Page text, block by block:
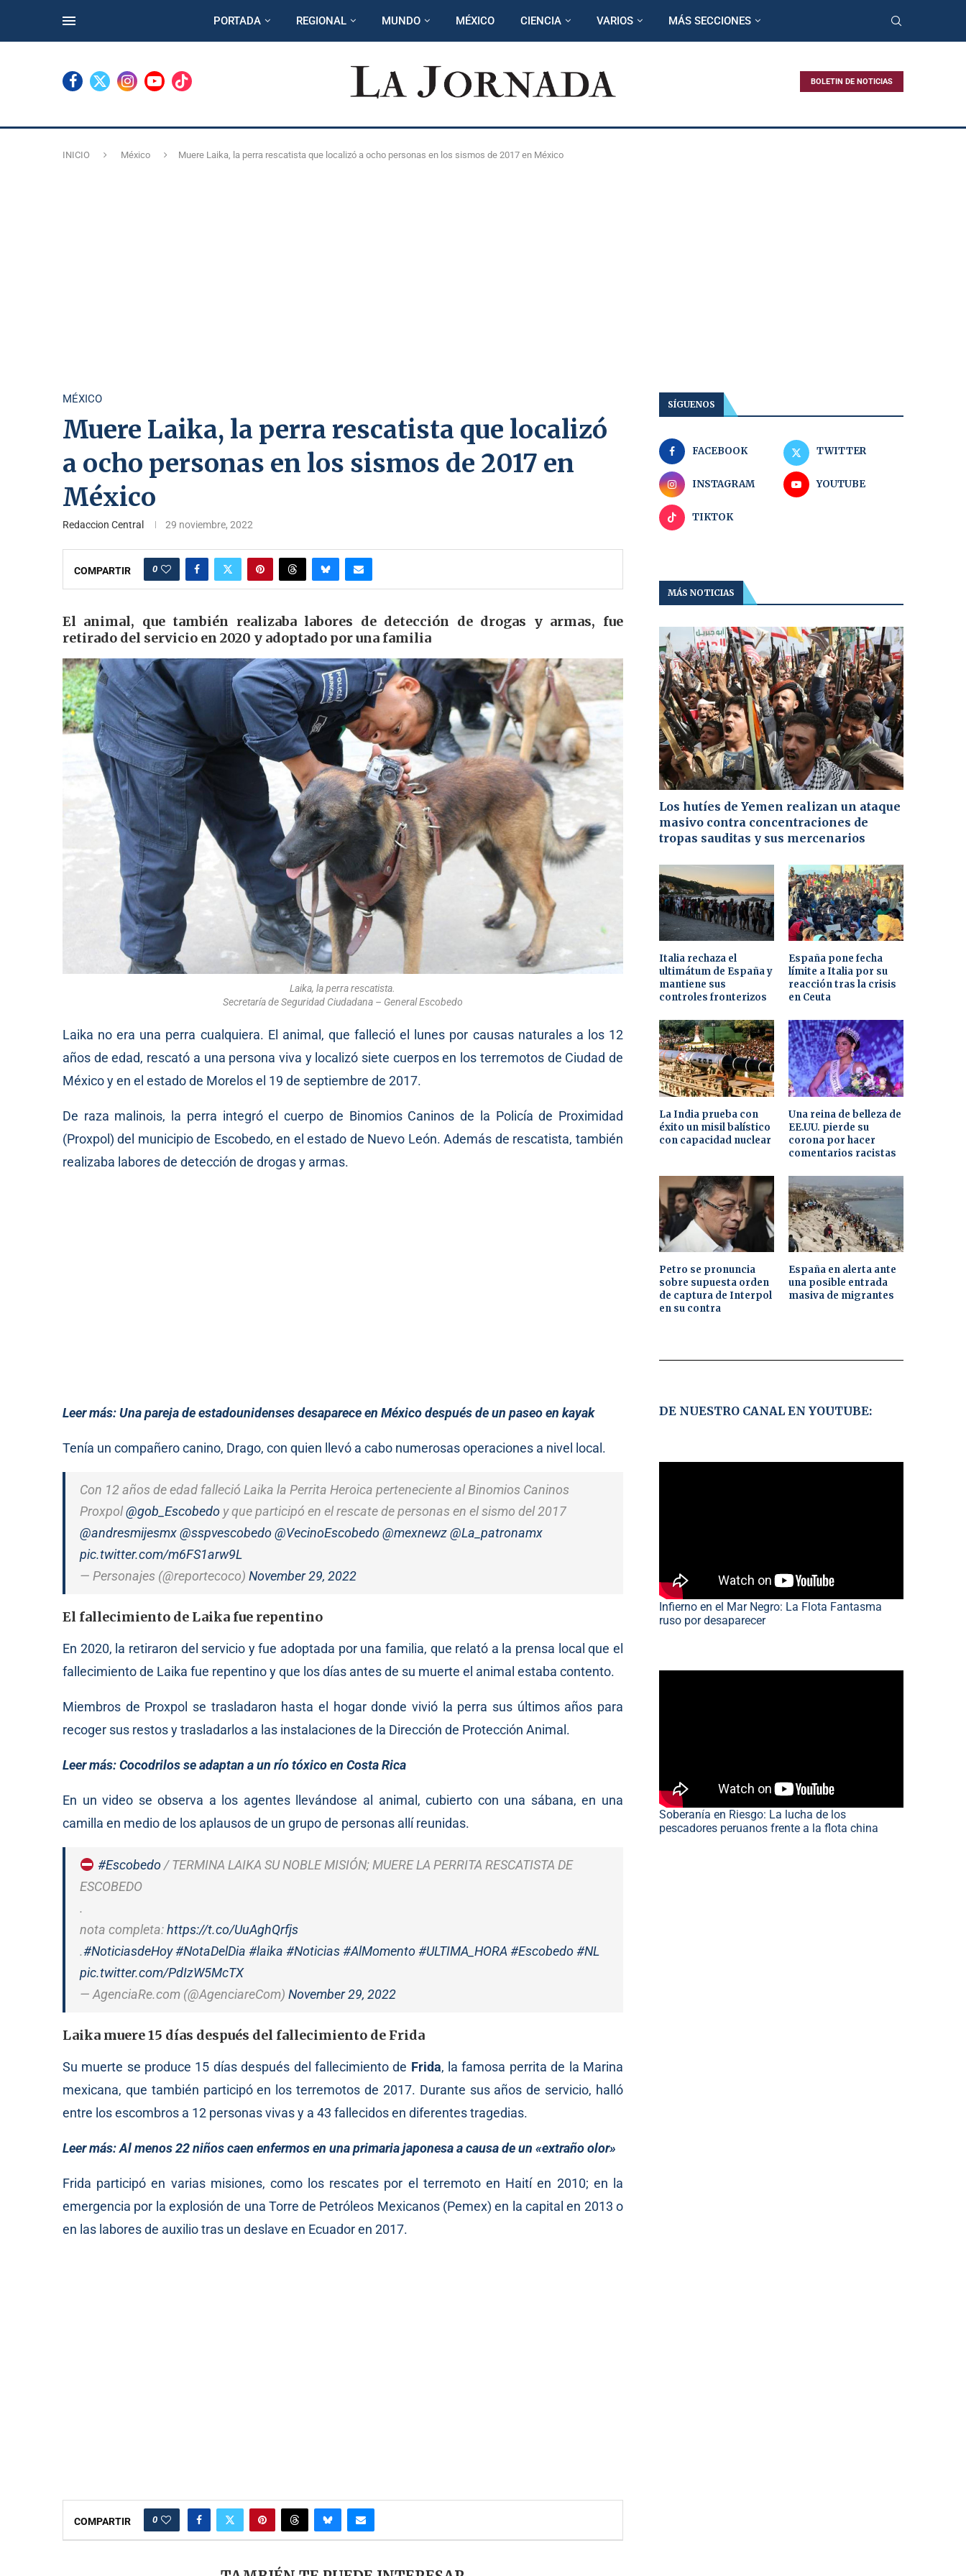
PORTADA REGIONAL MUNDO MÉXICO CIENCIA VARIOS MÁS SECCIONES
BOLETIN DE NOTICIAS
INICIO México Muere Laika, la perra rescatista que localizó a ocho personas en los sismos de 2017 en México
MÉXICO
Muere Laika, la perra rescatista que localizó
a ocho personas en los sismos de 2017 en
México
Redaccion Central 29 noviembre, 2022
COMPARTIR 0
El animal, que también realizaba labores de detección de drogas y armas, fue
retirado del servicio en 2020 y adoptado por una familia
Laika, la perra rescatista.
Secretaría de Seguridad Ciudadana – General Escobedo
Laika no era una perra cualquiera. El animal, que falleció el lunes por causas naturales a los 12
años de edad, rescató a una persona viva y localizó siete cuerpos en los terremotos de Ciudad de
México y en el estado de Morelos el 19 de septiembre de 2017.
De raza malinois, la perra integró el cuerpo de Binomios Caninos de la Policía de Proximidad
(Proxpol) del municipio de Escobedo, en el estado de Nuevo León. Además de rescatista, también
realizaba labores de detección de drogas y armas.
Leer más:Una pareja de estadounidenses desaparece en México después de un paseo en kayak
Tenía un compañero canino, Drago, con quien llevó a cabo numerosas operaciones a nivel local.
Con 12 años de edad falleció Laika la Perrita Heroica perteneciente al Binomios Caninos
Proxpol@gob_Escobedo y que participó en el rescate de personas en el sismo del 2017
@andresmijesmx@sspvescobedo@VecinoEscobedo@mexnewz@La_patronamx
pic.twitter.com/m6FS1arw9L
— Personajes (@reportecoco) November 29, 2022
El fallecimiento de Laika fue repentino
En 2020, la retiraron del servicio y fue adoptada por una familia, que relató a la prensa local que el
fallecimiento de Laika fue repentino y que los días antes de su muerte el animal estaba contento.
Miembros de Proxpol se trasladaron hasta el hogar donde vivió la perra sus últimos años para
recoger sus restos y trasladarlos a las instalaciones de la Dirección de Protección Animal.
Leer más:Cocodrilos se adaptan a un río tóxico en Costa Rica
En un video se observa a los agentes llevándose al animal, cubierto con una sábana, en una
camilla en medio de los aplausos de un grupo de personas allí reunidas.
#Escobedo/ TERMINA LAIKA SU NOBLE MISIÓN; MUERE LA PERRITA RESCATISTA DE
ESCOBEDO
.
nota completa:https://t.co/UuAghQrfjs
.#NoticiasdeHoy#NotaDelDia #laika #Noticias#AlMomento#ULTIMA_HORA#Escobedo#NL
pic.twitter.com/PdIzW5McTX
— AgenciaRe.com (@AgenciareCom) November 29, 2022
Laika muere 15 días después del fallecimiento de Frida
Su muerte se produce 15 días después del fallecimiento de Frida, la famosa perrita de la Marina
mexicana, que también participó en los terremotos de 2017. Durante sus años de servicio, halló
entre los escombros a 12 personas vivas y a 43 fallecidos en diferentes tragedias.
Leer más:Al menos 22 niños caen enfermos en una primaria japonesa a causa de un «extraño olor»
Frida participó en varias misiones, como los rescates por el terremoto en Haití en 2010; en la
emergencia por la explosión de una Torre de Petróleos Mexicanos (Pemex) en la capital en 2013 o
en las labores de auxilio tras un deslave en Ecuador en 2017.
COMPARTIR 0
SÍGUENOS
FACEBOOK TWITTER
INSTAGRAM YOUTUBE
TIKTOK
MÁS NOTICIAS
Los hutíes de Yemen realizan un ataque
masivo contra concentraciones de
tropas sauditas y sus mercenarios
Italia rechaza el
ultimátum de España y
mantiene sus
controles fronterizos
España pone fecha
límite a Italia por su
reacción tras la crisis
en Ceuta
La India prueba con
éxito un misil balístico
con capacidad nuclear
Una reina de belleza de
EE.UU. pierde su
corona por hacer
comentarios racistas
Petro se pronuncia
sobre supuesta orden
de captura de Interpol
en su contra
España en alerta ante
una posible entrada
masiva de migrantes
DE NUESTRO CANAL EN YOUTUBE:
Infierno en el Mar Negro: La Flota Fantasma
ruso por desaparecer
Soberanía en Riesgo: La lucha de los
pescadores peruanos frente a la flota china